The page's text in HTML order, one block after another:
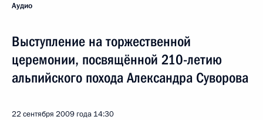
Аудио
Выступление на торжественной
церемонии, посвящённой 210-летию
альпийского похода Александра Суворова
22 сентября 2009 года 14:30